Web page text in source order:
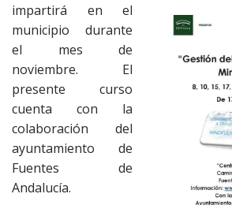
impartirá en el
municipio durante
el mes de
noviembre. El
presente curso
cuenta con la
colaboración del
ayuntamiento de
Fuentes de
Andalucía.